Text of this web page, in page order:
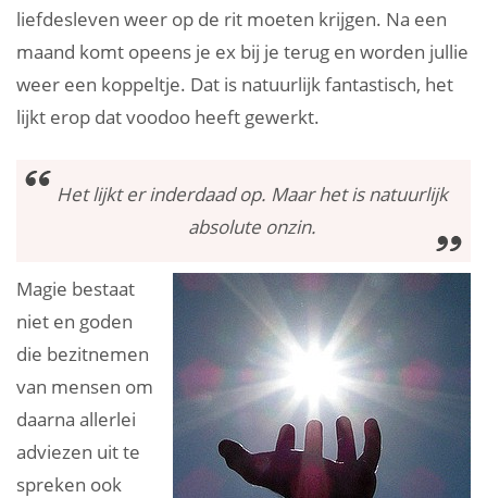
liefdesleven weer op de rit moeten krijgen. Na een
maand komt opeens je ex bij je terug en worden jullie
weer een koppeltje. Dat is natuurlijk fantastisch, het
lijkt erop dat voodoo heeft gewerkt.
Het lijkt er inderdaad op. Maar het is natuurlijk
absolute onzin.
Magie bestaat
niet en goden
die bezitnemen
van mensen om
daarna allerlei
adviezen uit te
spreken ook